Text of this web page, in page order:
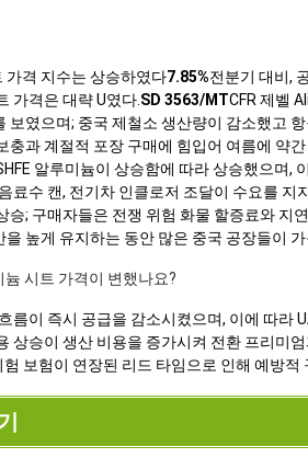
가격 지수는 상승하였다7.85%전분기 대비,
가격은 대략 U였다. SD 3563/MTCFR 제벨 Ali
보였으며; 중국 제철소 생산량이 감소했고
충과 계절적 포장 구매에 힘입어 여름에 약
알루미늄이 상승함에 따라 상승했으며,
료수 캔, 전기차 인클로저 조달이 수요를 지
승; 구매자들은 전쟁 위험 화물 할증료와 지
높게 유지하는 동안 많은 중국 공장들이 가
시트 가격이 변했나요?
름이 즉시 공급을 감소시켰으며, 이에 따라
상승이 생산 비용을 증가시켜 전환 프리미
보험이 연장된 리드 타임으로 인해 예방적